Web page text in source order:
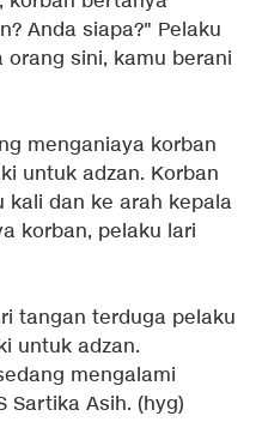
Anda siapa?" Pelaku
orang sini, kamu berani
menganiaya korban
untuk adzan. Korban
dan ke arah kepala
korban, pelaku lari
tangan terduga pelaku
untuk adzan.
mengalami
Sartika Asih. (hyg)